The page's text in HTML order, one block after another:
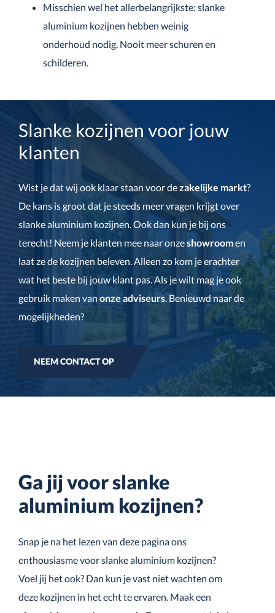
Misschien wel het allerbelangrijkste: slanke
aluminium kozijnen hebben weinig
onderhoud nodig. Nooit meer schuren en
schilderen.
Slanke kozijnen voor jouw
klanten
Wist je dat wij ook klaar staan voor dezakelijke markt?
De kans is groot dat je steeds meer vragen krijgt over
slanke aluminium kozijnen. Ook dan kun je bij ons
terecht! Neem je klanten mee naar onzeshowroomen
laat ze de kozijnen beleven. Alleen zo kom je erachter
wat het beste bij jouw klant pas. Als je wilt mag je ook
gebruik maken van onze adviseurs. Benieuwd naar de
mogelijkheden?
NEEM CONTACT OP
Ga jij voor slanke
aluminium kozijnen?
Snap je na het lezen van deze pagina ons
enthousiasme voor slanke aluminium kozijnen?
Voel jij het ook? Dan kun je vast niet wachten om
deze kozijnen in het echt te ervaren. Maak een